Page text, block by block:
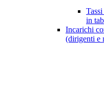
in
Incarichi
(dirigenti e